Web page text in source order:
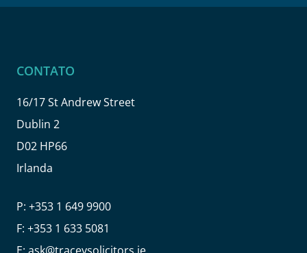
CONTATO
16/17 St Andrew Street
Dublin 2
D02 HP66
Irlanda
P: +353 1 649 9900
F: +353 1 633 5081
E: ask@traceysolicitors.ie